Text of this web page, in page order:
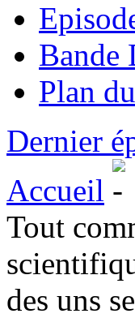
Bande
Plan
Dernier
Accueil
Tout
des uns